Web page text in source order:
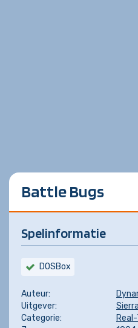
Battle Bugs
Spelinformatie
DOSBox
Auteur:
Uitgever:
Categorie: